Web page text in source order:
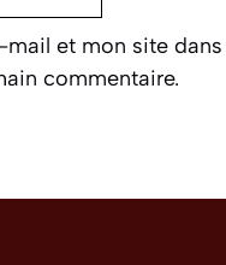
et mon site dans
commentaire.